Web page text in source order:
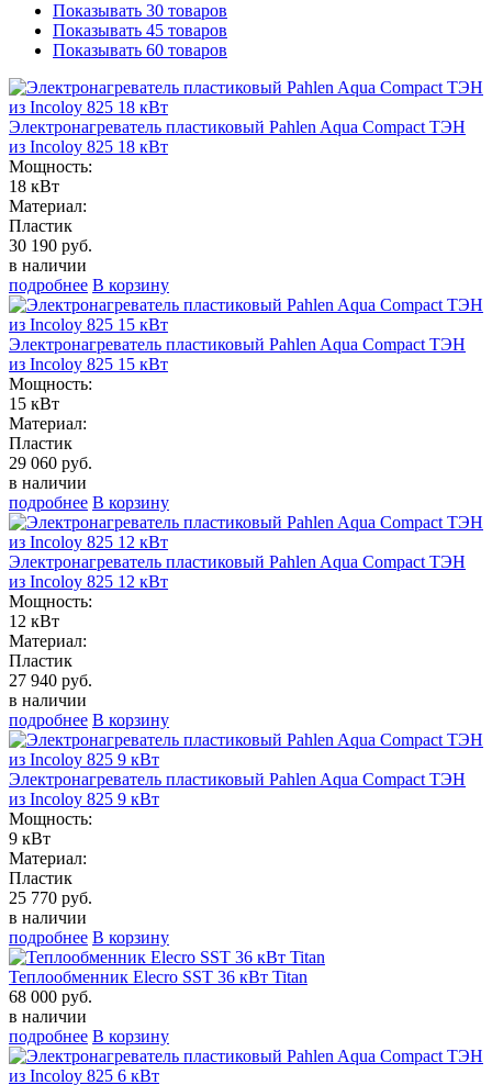
Показывать 30 товаров
Показывать 45 товаров
Показывать 60 товаров
Электронагреватель пластиковый Pahlen Aqua Compact ТЭН
из Incoloy 825 18 кВт
Мощность:
18 кВт
Материал:
Пластик
30 190 руб.
в наличии
подробнее В корзину
Электронагреватель пластиковый Pahlen Aqua Compact ТЭН
из Incoloy 825 15 кВт
Мощность:
15 кВт
Материал:
Пластик
29 060 руб.
в наличии
подробнее В корзину
Электронагреватель пластиковый Pahlen Aqua Compact ТЭН
из Incoloy 825 12 кВт
Мощность:
12 кВт
Материал:
Пластик
27 940 руб.
в наличии
подробнее В корзину
Электронагреватель пластиковый Pahlen Aqua Compact ТЭН
из Incoloy 825 9 кВт
Мощность:
9 кВт
Материал:
Пластик
25 770 руб.
в наличии
подробнее В корзину
Теплообменник Elecro SST 36 кВт Titan
68 000 руб.
в наличии
подробнее В корзину